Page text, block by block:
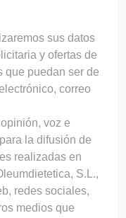
sus datos
y ofertas de
que puedan ser de
correo
voz e
la difusión de
realizadas en
S.L.,
redes sociales,
medios que